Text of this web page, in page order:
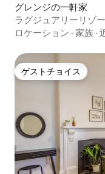
グレンジの一軒家
ラグジュアリーリゾ
キングベッド
ロケーション · 家族 ·
ゲストチョイス
ゲストチョイス